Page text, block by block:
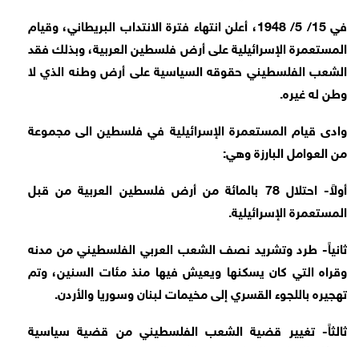
في 15/ 5/ 1948، أعلن انتهاء فترة الانتداب البريطاني، وقيام
المستعمرة الإسرائيلية على أرض فلسطين العربية، وبذلك فقد
الشعب الفلسطيني حقوقه السياسية على أرض وطنه الذي لا
وطن له غيره.
وادى قيام المستعمرة الإسرائيلية في فلسطين الى مجموعة
من العوامل البارزة وهي:
أولاً- احتلال 78 بالمائة من أرض فلسطين العربية من قبل
المستعمرة الإسرائيلية.
ثانياً- طرد وتشريد نصف الشعب العربي الفلسطيني من مدنه
وقراه التي كان يسكنها ويعيش فيها منذ مئات السنين، وتم
تهجيره باللجوء القسري إلى مخيمات لبنان وسوريا والأردن.
ثالثاً- تغيير قضية الشعب الفلسطيني من قضية سياسية